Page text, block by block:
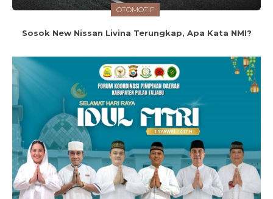
OTOMOTIF
Sosok New Nissan Livina Terungkap, Apa Kata NMI?